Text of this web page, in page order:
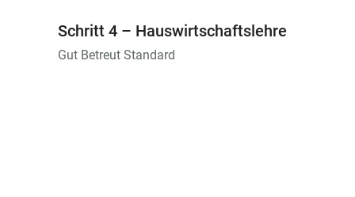
Schritt 4 – Hauswirtschaftslehre
Gut Betreut Standard